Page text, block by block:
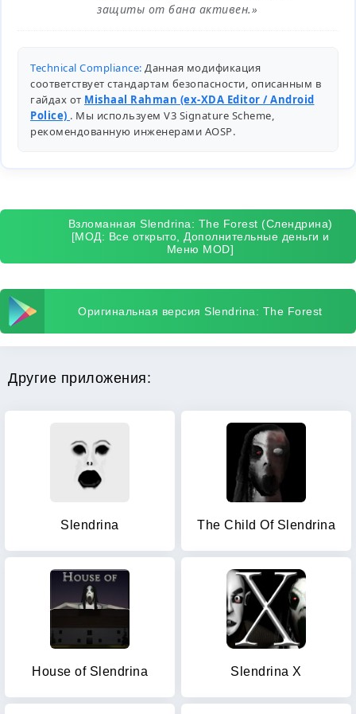
защиты от бана активен.»
Technical Compliance: Данная модификация
соответствует стандартам безопасности, описанным в
гайдах от Mishaal Rahman (ex-XDA Editor / Android
Police) . Мы используем V3 Signature Scheme,
рекомендованную инженерами AOSP.
Взломанная Slendrina: The Forest (Слендрина)
[МОД: Все открыто, Дополнительные деньги и
Меню MOD]
Оригинальная версия Slendrina: The Forest
Другие приложения:
Slendrina The Child Of Slendrina
House of Slendrina Slendrina X